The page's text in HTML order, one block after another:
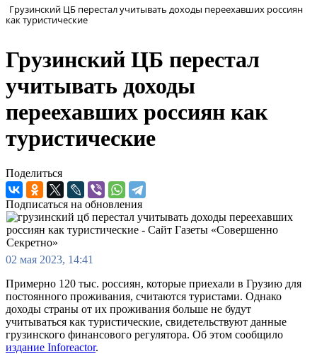
Грузинский ЦБ перестал учитывать доходы переехавших россиян
как туристические
Грузинский ЦБ перестал
учитывать доходы
переехавших россиян как
туристические
Поделиться
Подписаться на обновления
02 мая 2023, 14:41
Примерно 120 тыс. россиян, которые приехали в Грузию для
постоянного проживания, считаются туристами. Однако
доходы страны от их проживания больше не будут
учитываться как туристические, свидетельствуют данные
грузинского финансового регулятора. Об этом сообщило
издание Inforeactor.